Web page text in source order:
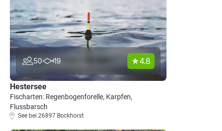
50 19 4.8
Hestersee
Fischarten: Regenbogenforelle, Karpfen,
Flussbarsch
See bei 26897 Bockhorst